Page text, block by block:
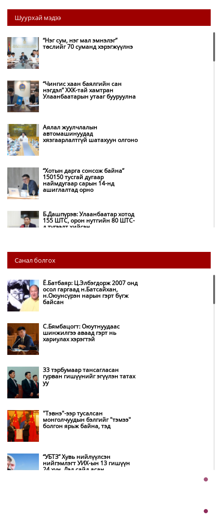
Шуурхай мэдээ
“Нэг сум, нэг мал эмнэлэг”
төслийг 70 суманд хэрэгжүүлнэ
“Чингис хаан баялгийн сан
нэгдэл” ХХК-тай хамтран
Улаанбаатарын утааг бууруулна
Аялал жуулчлалын
автомашинуудад
хязгаарлалтгүй шатахуун олгоно
“Хотын дарга сонсож байна”
150150 тусгай дугаар
наймдугаар сарын 14-нд
ашиглалтад орно
Б.Дашпүрэв: Улаанбаатар хотод
155 ШТС, орон нутгийн 80 ШТС-
д түгээлт хийсэн
НИТХ: Багануур ХК-ийг түшиглэн
нүүрс-пиролизийн үйлдвэр
байгуулж, ирэх оноос хагас кокс
Амаргүй цаг үеийг ирэх
НИТХ-ын төлөөлөгчид COP17
Монгол Улс “COP17”-д “Тал
Нөөцийн махны худалдаа,
Санал болгох
Ё.Батбаяр: Ц.Элбэгдорж 2007 онд
осол гаргаад н.Батсайхан,
н.Оюунсүрэн нарын гэрт бүгж
байсан
С.Бямбацогт: Оюутнуудаас
шинжилгээ аваад гэрт нь
хариулах хэрэгтэй
33 тэрбумаар тансагласан
гурван гишүүнийг эгүүлэн татах
уу
"Тэвнэ"-ээр тусалсан
монголчуудын бэлгийг "тэмээ"
болгон ярьж байна, тэд
“УБТЗ” Хувь нийлүүлсэн
нийгэмлэгт УИХ-ын 13 гишүүн
24 хүн, Дэд сайд асан